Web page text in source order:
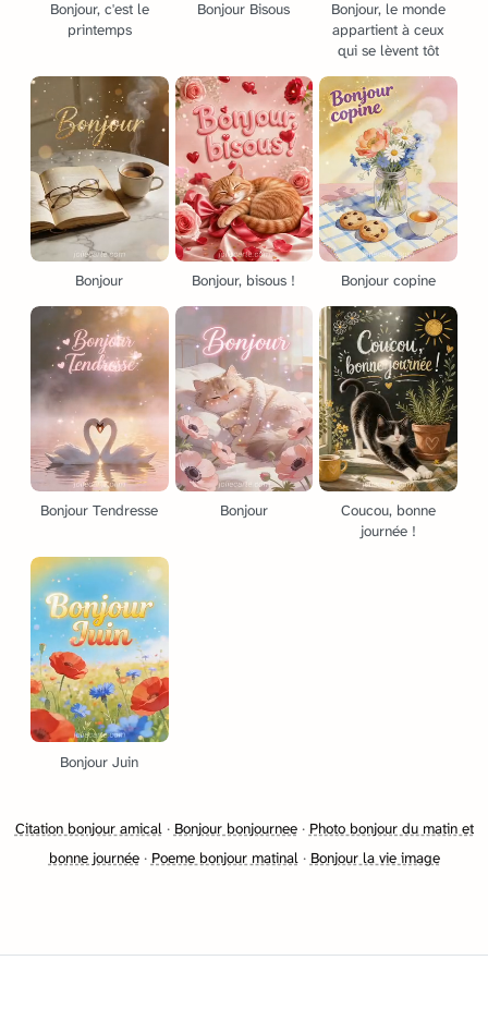
Bonjour, c'est le
printemps
Bonjour Bisous
Bonjour, le monde
appartient à ceux
qui se lèvent tôt
Bonjour Bonjour, bisous ! Bonjour copine
Bonjour Tendresse Bonjour
Coucou, bonne
journée !
Bonjour Juin
Citation bonjour amical· Bonjour bonjournee· Photo bonjour du matin et
bonne journée· Poeme bonjour matinal· Bonjour la vie image